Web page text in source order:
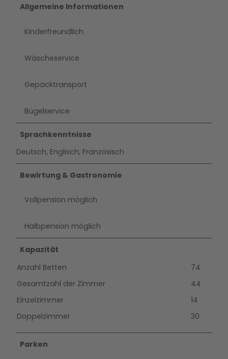
Allgemeine Informationen
Kinderfreundlich
Wäscheservice
Gepäcktransport
Bügelservice
Sprachkenntnisse
Deutsch, Englisch, Französisch
Bewirtung & Gastronomie
Vollpension möglich
Halbpension möglich
Kapazität
Anzahl Betten
74
Gesamtzahl der Zimmer
44
Einzelzimmer
14
Doppelzimmer
30
Parken